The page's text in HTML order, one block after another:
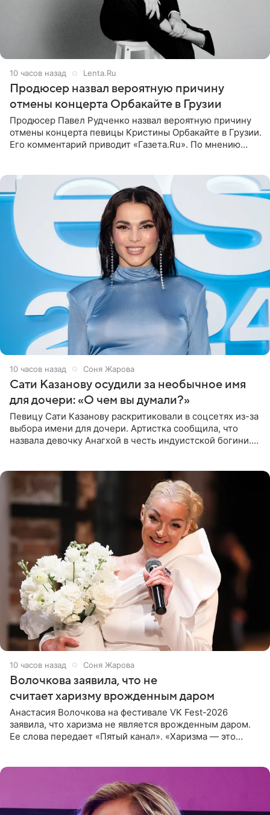
10 часов назад Lenta.Ru
Продюсер назвал вероятную причину
отмены концерта Орбакайте в Грузии
Продюсер Павел Рудченко назвал вероятную причину
отмены концерта певицы Кристины Орбакайте в Грузии.
Его комментарий приводит «Газета.Ru». По мнению
10 часов назад Соня Жарова
Сати Казанову осудили за необычное имя
для дочери: «О чем вы думали?»
Певицу Сати Казанову раскритиковали в соцсетях из-за
выбора имени для дочери. Артистка сообщила, что
назвала девочку Анагхой в честь индуистской богини.
10 часов назад Соня Жарова
Волочкова заявила, что не
считает харизму врожденным даром
Анастасия Волочкова на фестивале VK Fest-2026
заявила, что харизма не является врожденным даром.
Ее слова передает «Пятый канал». «Харизма — это